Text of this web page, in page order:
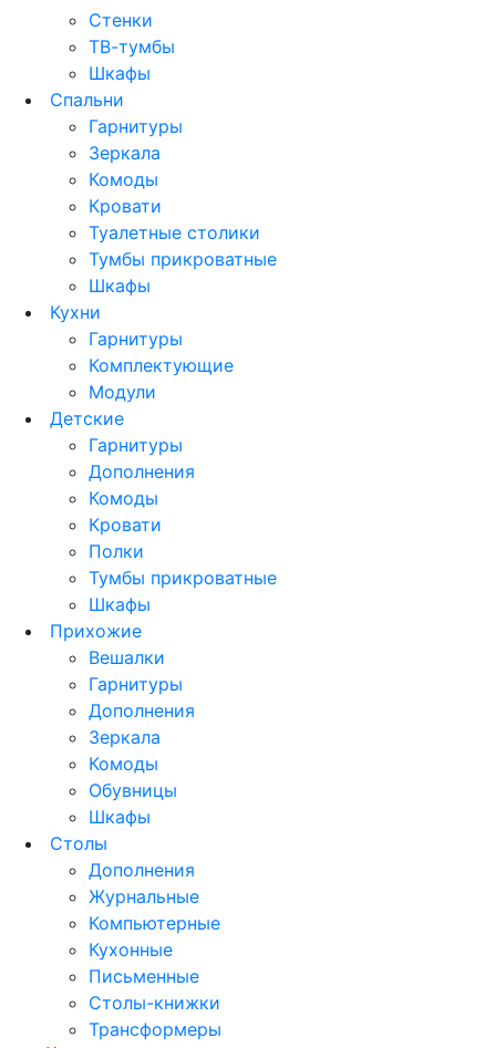
Стенки
ТВ-тумбы
Шкафы
Спальни
Гарнитуры
Зеркала
Комоды
Кровати
Туалетные столики
Тумбы прикроватные
Шкафы
Кухни
Гарнитуры
Комплектующие
Модули
Детские
Гарнитуры
Дополнения
Комоды
Кровати
Полки
Тумбы прикроватные
Шкафы
Прихожие
Вешалки
Гарнитуры
Дополнения
Зеркала
Комоды
Обувницы
Шкафы
Столы
Дополнения
Журнальные
Компьютерные
Кухонные
Письменные
Столы-книжки
Трансформеры